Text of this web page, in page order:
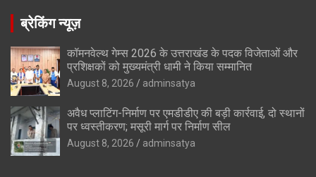
ब्रेकिंग न्यूज़
कॉमनवेल्थ गेम्स 2026 के उत्तराखंड के पदक विजेताओं और
प्रशिक्षकों को मुख्यमंत्री धामी ने किया सम्मानित
August 8, 2026 adminsatya
अवैध प्लाटिंग-निर्माण पर एमडीडीए की बड़ी कार्रवाई, दो स्थानों
पर ध्वस्तीकरण; मसूरी मार्ग पर निर्माण सील
August 8, 2026 adminsatya